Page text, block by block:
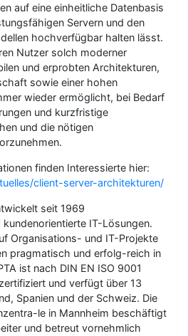
auf eine einheitliche Datenbasis
Servern und den
hochverfügbar halten lässt.
Nutzer solch moderner
und erprobten Architekturen,
sowie einer hohen
wieder ermöglicht, bei Bedarf
und kurzfristige
und die nötigen
finden Interessierte hier:
client-server-architekturen/
seit 1969
IT-Lösungen.
Organisations- und IT-Projekte
pragmatisch und erfolg-reich in
ist nach DIN EN ISO 9001
und verfügt über 13
Spanien und der Schweiz. Die
le in Mannheim beschäftigt
und betreut vornehmlich